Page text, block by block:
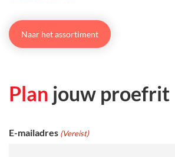
Naar het assortiment
Plan jouw proefrit
E-mailadres (Vereist)